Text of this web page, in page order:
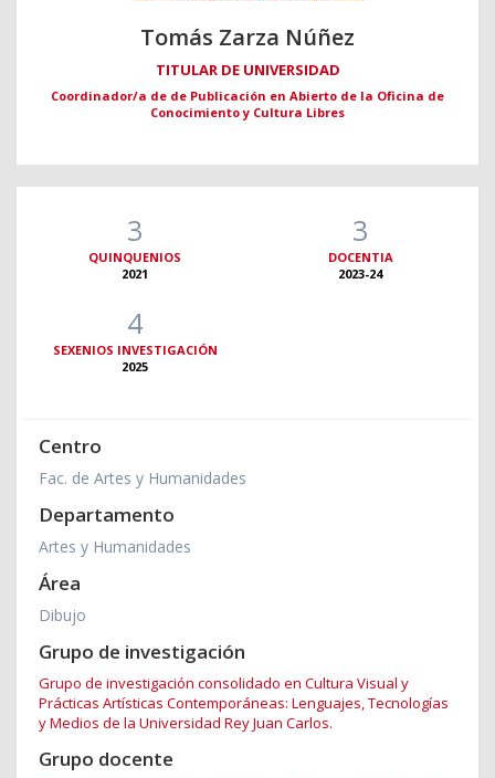
Tomás Zarza Núñez
TITULAR DE UNIVERSIDAD
Coordinador/a de de Publicación en Abierto de la Oficina de
Conocimiento y Cultura Libres
3
QUINQUENIOS
2021
3
DOCENTIA
2023-24
4
SEXENIOS INVESTIGACIÓN
2025
Centro
Fac. de Artes y Humanidades
Departamento
Artes y Humanidades
Área
Dibujo
Grupo de investigación
Grupo de investigación consolidado en Cultura Visual y
Prácticas Artísticas Contemporáneas: Lenguajes, Tecnologías
y Medios de la Universidad Rey Juan Carlos.
Grupo docente